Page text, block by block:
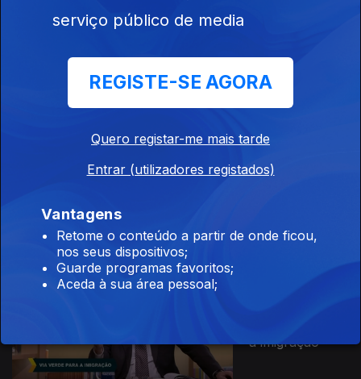
Mercado de
Ep. 17
03 mai. 2025
a imigração
serviço público de media
REGISTE-SE AGORA
Quero registar-me mais tarde
Entrar (utilizadores registados)
Vantagens
Retome o conteúdo a partir de onde ficou,
nos seus dispositivos;
Guarde programas favoritos;
Aceda à sua área pessoal;